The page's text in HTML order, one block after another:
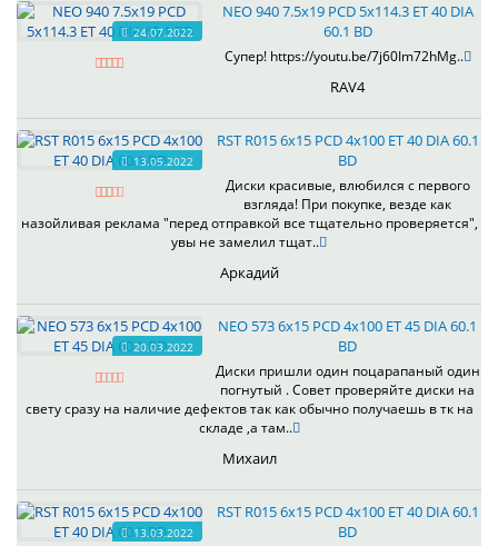
24.07.2022
NEO 940 7.5x19 PCD 5x114.3 ET 40 DIA
60.1 BD
Супер! https://youtu.be/7j60Im72hMg..
RAV4
13.05.2022
RST R015 6x15 PCD 4x100 ET 40 DIA 60.1
BD
Диски красивые, влюбился с первого
взгляда! При покупке, везде как
назойливая реклама "перед отправкой все тщательно проверяется",
увы не замелил тщат..
Аркадий
20.03.2022
NEO 573 6x15 PCD 4x100 ET 45 DIA 60.1
BD
Диски пришли один поцарапаный один
погнутый . Совет проверяйте диски на
свету сразу на наличие дефектов так как обычно получаешь в тк на
складе ,а там..
Михаил
13.03.2022
RST R015 6x15 PCD 4x100 ET 40 DIA 60.1
BD